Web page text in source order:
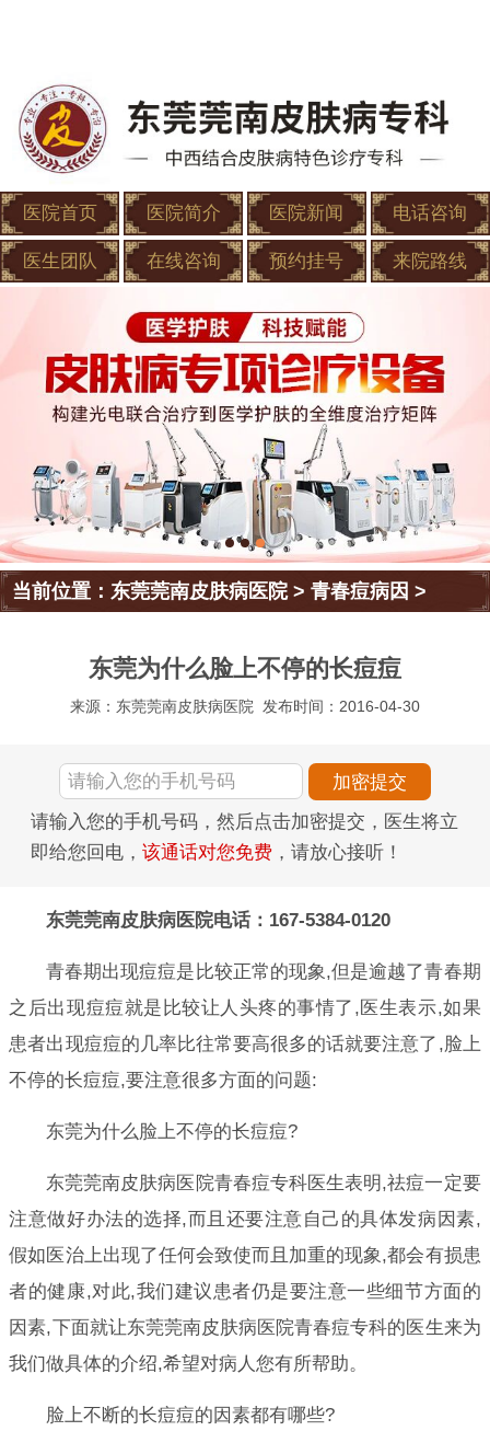
医院首页 医院简介 医院新闻 电话咨询
医生团队 在线咨询 预约挂号 来院路线
当前位置：东莞莞南皮肤病医院>青春痘病因 >
东莞为什么脸上不停的长痘痘
来源：东莞莞南皮肤病医院 发布时间：2016-04-30
请输入您的手机号码，然后点击加密提交，医生将立
即给您回电， 该通话对您免费 ，请放心接听！
东莞莞南皮肤病医院电话：167-5384-0120
青春期出现痘痘是比较正常的现象,但是逾越了青春期
之后出现痘痘就是比较让人头疼的事情了,医生表示,如果
患者出现痘痘的几率比往常要高很多的话就要注意了,脸上
不停的长痘痘,要注意很多方面的问题:
东莞为什么脸上不停的长痘痘?
东莞莞南皮肤病医院青春痘专科医生表明,祛痘一定要
注意做好办法的选择,而且还要注意自己的具体发病因素,
假如医治上出现了任何会致使而且加重的现象,都会有损患
者的健康,对此,我们建议患者仍是要注意一些细节方面的
因素,下面就让东莞莞南皮肤病医院青春痘专科的医生来为
我们做具体的介绍,希望对病人您有所帮助。
脸上不断的长痘痘的因素都有哪些?